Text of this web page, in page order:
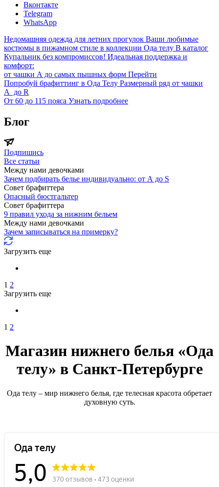
Вконтакте
Telegram
WhatsApp
Недомашняя одежда для летних прогулок Ваши любимые
костюмы в пижамном стиле в коллекции Ода телу В каталог
Купальник без компромиссов! Идеальная поддержка и
комфорт:
от чашки А до самых пышных форм Перейти
Попробуй брафиттинг в Ода Телу Размерный ряд от чашки
A до R
От 60 до 115 пояса Узнать подробнее
Блог
Подпишись
Все статьи
Между нами девочками
Зачем подбирать белье индивидуально: от А до S
Совет брафиттера
Опасный бюстгальтер
Совет брафиттера
9 правил ухода за нижним бельем
Между нами девочками
Зачем записываться на примерку?
Загрузить еще
1 2
Загрузить еще
1 2
Магазин нижнего белья «Ода
телу» в Санкт-Петербурге
Ода телу – мир нижнего белья, где телесная красота обретает
духовную суть.